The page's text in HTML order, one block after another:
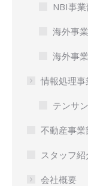
NBI事業
海外事
海外事
情報処理事
テンサ
不動産事業
スタッフ紹
会社概要